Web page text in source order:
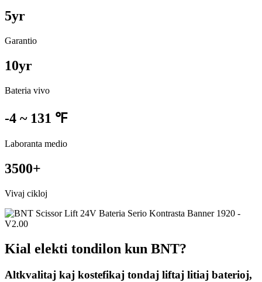
5yr
Garantio
10yr
Bateria vivo
-4 ~ 131 ℉
Laboranta medio
3500+
Vivaj cikloj
Kial elekti tondilon kun BNT?
Altkvalitaj kaj kostefikaj tondaj liftaj litiaj baterioj,